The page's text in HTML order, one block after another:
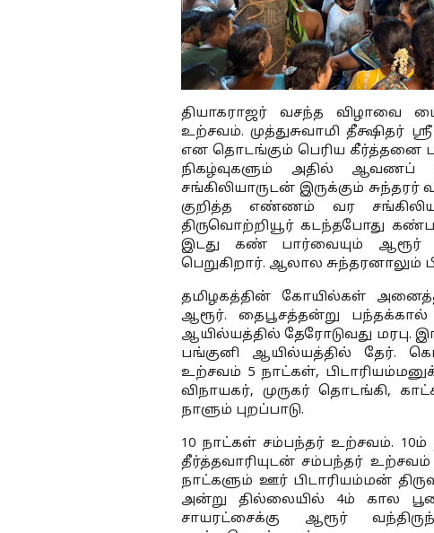
தியாகராஜர் வசந்த விழாவை
உற்சவம். முத்துசுவாமி
என தொடங்கும் பெரிய கீர்த்தனை
நிகழ்வுகளும் அதில் ஆவணப்
சங்கிலியாருடன் இருக்கும்
குறித்த எண்ணம் வர
திருவொற்றியூர் கடந்தபோது
இடது கண் பார்வையும் ஆரூர்
பெறுகிறார். ஆலால சுந்தரனாலும்
தமிழகத்தின் கோயில்கள்
ஆரூர். தைபூசத்தன்று
ஆயில்யத்தில் தேரோடுவது
பங்குனி ஆயில்யத்தில் தேர்.
உற்சவம் 5 நாட்கள்,
விநாயகர், முருகர் தொடங்கி,
நாளும் புறப்பாடு.
10 நாட்கள் சம்பந்தர் உற்சவம். 10ம்
தீர்த்தவாரியுடன் சம்பந்தர் உற்சவம்
நாட்களும் ஊர் பிடாரியம்மன்
அன்று தில்லையில் 4ம் கால
சாயரட்சைக்கு ஆரூர்